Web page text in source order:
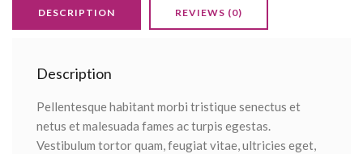
DESCRIPTION REVIEWS (0)
Description
Pellentesque habitant morbi tristique senectus et
netus et malesuada fames ac turpis egestas.
Vestibulum tortor quam, feugiat vitae, ultricies eget,